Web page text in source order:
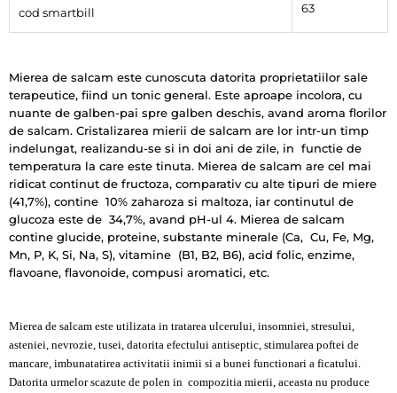
cod smartbill 63
Mierea de salcam este cunoscuta datorita proprietatiilor sale
terapeutice, fiind un tonic general. Este aproape incolora, cu
nuante de galben-pai spre galben deschis, avand aroma florilor
de salcam. Cristalizarea mierii de salcam are lor intr-un timp
indelungat, realizandu-se si in doi ani de zile, in functie de
temperatura la care este tinuta. Mierea de salcam are cel mai
ridicat continut de fructoza, comparativ cu alte tipuri de miere
(41,7%), contine 10% zaharoza si maltoza, iar continutul de
glucoza este de 34,7%, avand pH-ul 4. Mierea de salcam
contine glucide, proteine, substante minerale (Ca, Cu, Fe, Mg,
Mn, P, K, Si, Na, S), vitamine (B1, B2, B6), acid folic, enzime,
flavoane, flavonoide, compusi aromatici, etc.
Mierea de salcam este utilizata in tratarea ulcerului, insomniei, stresului,
asteniei, nevrozie, tusei, datorita efectului antiseptic, stimularea poftei de
mancare, imbunatatirea activitatii inimii si a bunei functionari a ficatului.
Datorita urmelor scazute de polen in compozitia mierii, aceasta nu produce